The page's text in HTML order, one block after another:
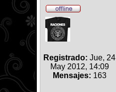
Registrado: Jue, 24
May 2012, 14:09
Mensajes: 163